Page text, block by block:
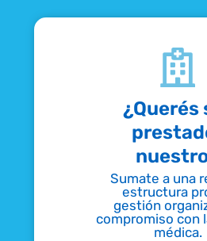
¿Querés
Sumate a una
estructura
gestión
compromiso con
médica.